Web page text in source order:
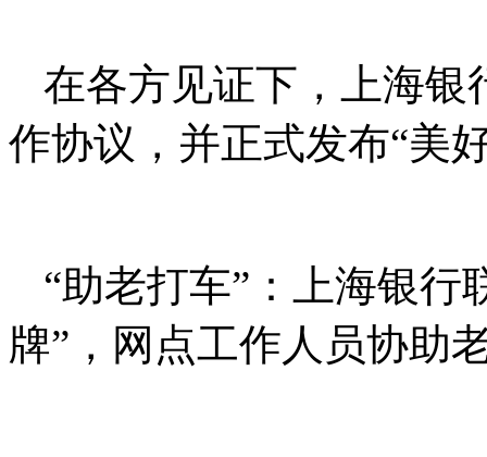
在各方见证下，上海银
作协议，并正式发布“美
“助老打车”：上海银行
牌”，网点工作人员协助